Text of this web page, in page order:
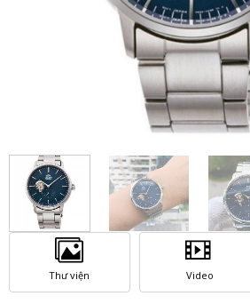
Thư viện Video